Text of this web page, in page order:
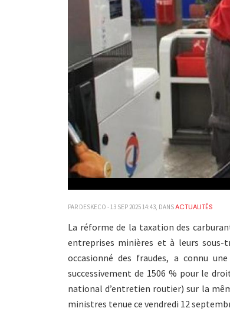
PAR DESKECO - 13 SEP 2025 14:43, DANSACTUALITÉS
La réforme de la taxation des
entreprises minières et à leurs
occasionné des fraudes, a connu
successivement de 1506 % pour le
national d’entretien routier) sur la
ministres tenue ce vendredi 12